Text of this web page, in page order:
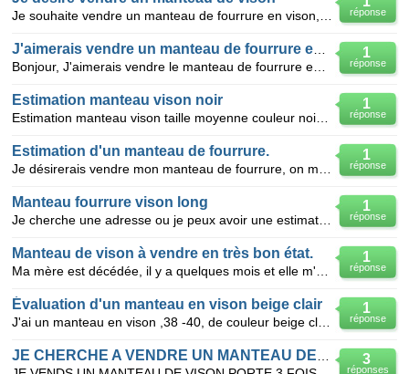
réponse
1
réponse
1
réponse
Estimation manteau vison noir
1
réponse
Estimation d'un manteau de fourrure.
1
réponse
Manteau fourrure vison long
1
réponse
Manteau de vison à vendre en très bon état.
1
réponse
Évaluation d'un manteau en vison beige clair
3
réponses